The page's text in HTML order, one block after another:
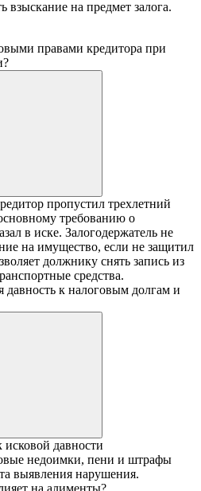
взыскание на предмет залога.
правами кредитора при
пропустил трехлетний
требованию о
в иске. Залогодержатель не
на имущество, если не защитил
должнику снять запись из
средства.
давность к налоговым долгам и
давности
недоимки, пени и штрафы
выявления нарушения.
на алименты?